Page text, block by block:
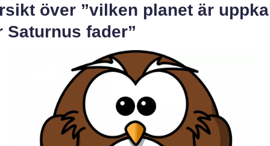
över ”vilken planet är
Saturnus fader”